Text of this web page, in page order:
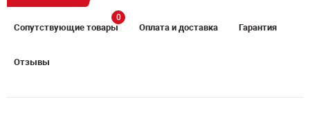
Сопутствующие товары
0
Оплата и доставка Гарантия
Отзывы